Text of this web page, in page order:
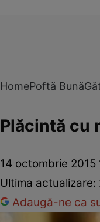
HomePoftă Bună
Plăcintă cu
14 octombrie 2015
Ultima actualizare:
Adaugă-ne ca